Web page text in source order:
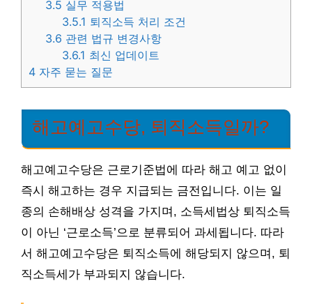
3.5 실무 적용법
3.5.1 퇴직소득 처리 조건
3.6 관련 법규 변경사항
3.6.1 최신 업데이트
4 자주 묻는 질문
해고예고수당, 퇴직소득일까?
해고예고수당은 근로기준법에 따라 해고 예고 없이
즉시 해고하는 경우 지급되는 금전입니다. 이는 일
종의 손해배상 성격을 가지며, 소득세법상 퇴직소득
이 아닌 ‘근로소득’으로 분류되어 과세됩니다. 따라
서 해고예고수당은 퇴직소득에 해당되지 않으며, 퇴
직소득세가 부과되지 않습니다.